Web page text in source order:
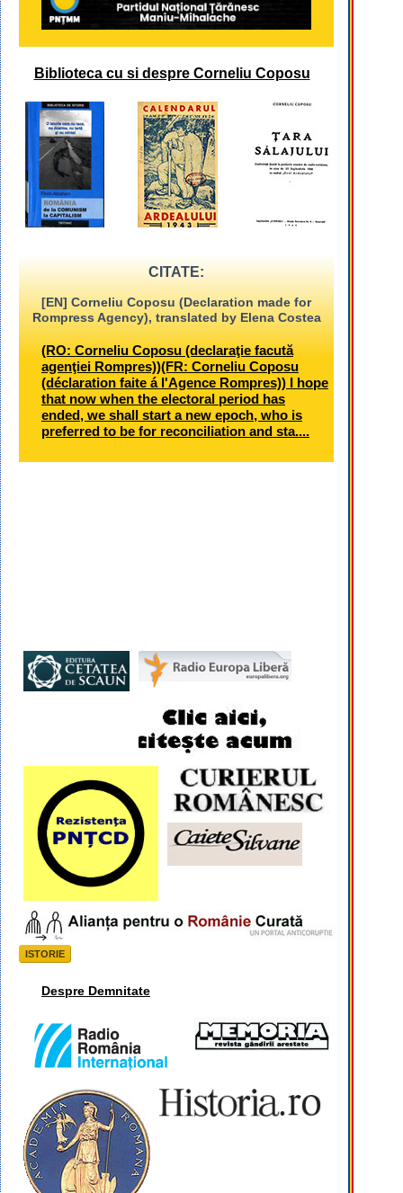
Biblioteca cu si despre Corneliu Coposu
CITATE:
[EN] Corneliu Coposu (Declaration made for
Rompress Agency), translated by Elena Costea
(RO: Corneliu Coposu (declaraţie facută
agenţiei Rompres))(FR: Corneliu Coposu
(déclaration faite á l'Agence Rompres)) I hope
that now when the electoral period has
ended, we shall start a new epoch, who is
preferred to be for reconciliation and sta....
ISTORIE
Despre Demnitate